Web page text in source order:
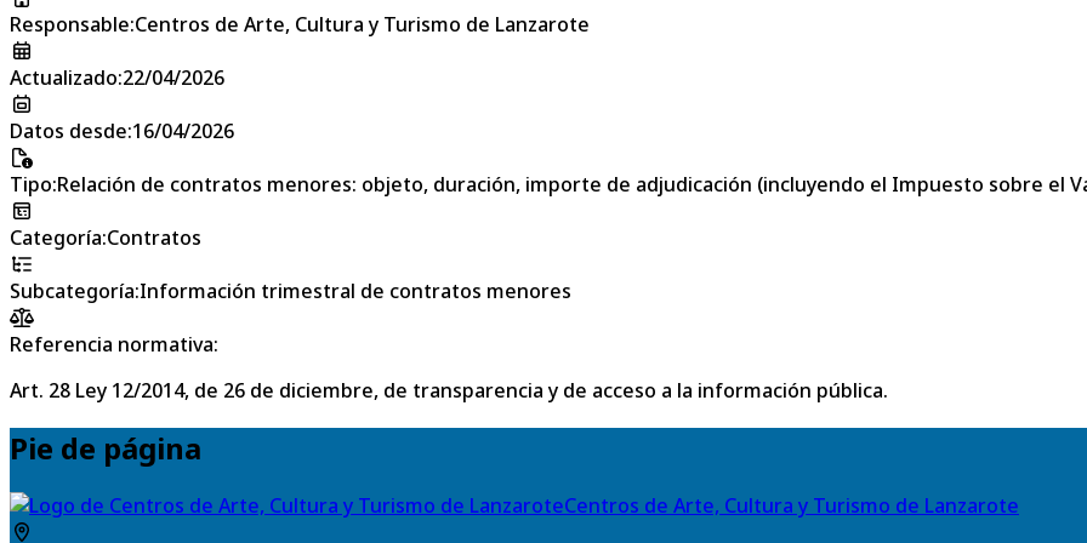
Responsable:Centros de Arte, Cultura y Turismo de Lanzarote
Actualizado:22/04/2026
Datos desde:16/04/2026
Tipo:Relación de contratos menores: objeto, duración, importe de adjudicación (incluyendo el Impuesto sobre el
Categoría:Contratos
Subcategoría:Información trimestral de contratos menores
Referencia normativa:
Art. 28 Ley 12/2014, de 26 de diciembre, de transparencia y de acceso a la información pública.
Pie de página
Centros de Arte, Cultura y Turismo de Lanzarote